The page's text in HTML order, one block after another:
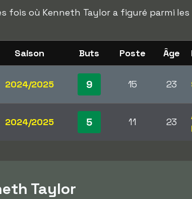
fois où Kenneth Taylor a figuré parmi
Saison Buts Poste Âge
2024/2025 9 15 23
2024/2025 5 11 23
Taylor